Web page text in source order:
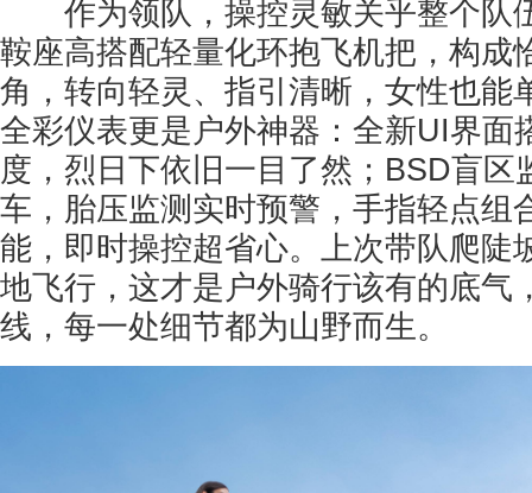
作为领队，操控灵敏关乎整个队
鞍座高搭配轻量化环抱飞机把，构成
角，转向轻灵、指引清晰，女性也能
全彩仪表更是户外神器：全新UI界面
度，烈日下依旧一目了然；BSD盲区
车，胎压监测实时预警，手指轻点组
能，即时操控超省心。上次带队爬陡
地飞行，这才是户外骑行该有的底气
线，每一处细节都为山野而生。